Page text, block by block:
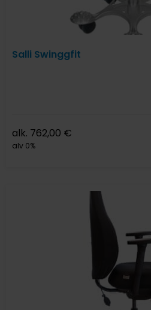
Salli Swinggfit
alk. 762,00 €
alv 0%